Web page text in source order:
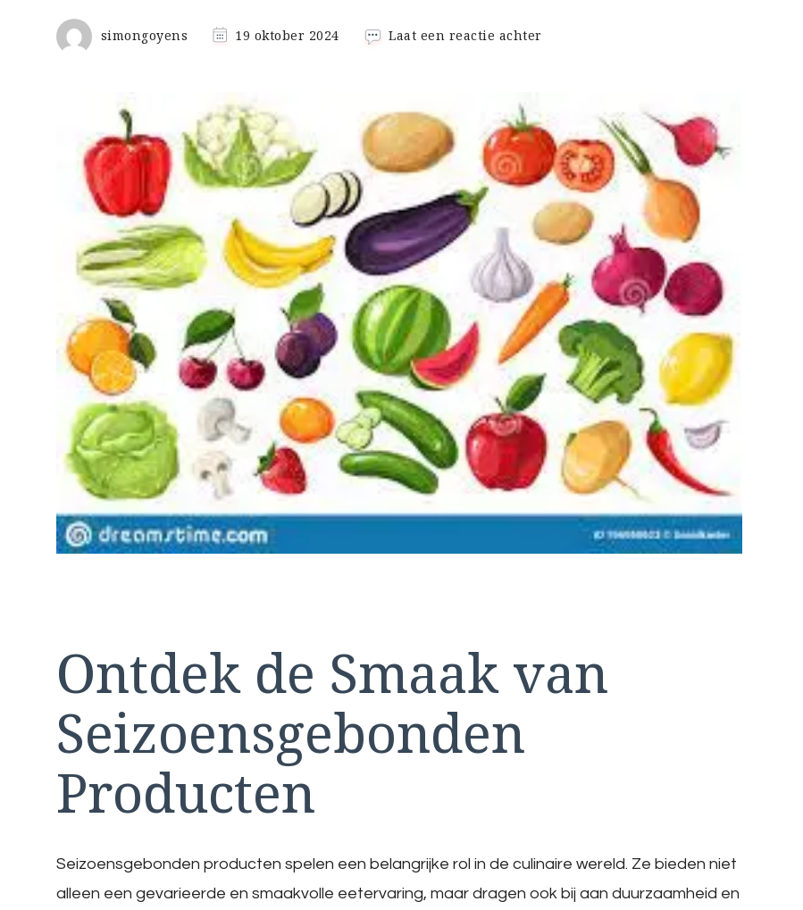
simongoyens 19 oktober 2024 Laat een reactie achter
van
Seizoensgebonden
Culinaire
Creaties
Ontdek de Smaak van
Seizoensgebonden
Producten
Seizoensgebonden producten spelen een belangrijke rol in de culinaire wereld. Ze bieden niet
alleen een gevarieerde en smaakvolle eetervaring, maar dragen ook bij aan duurzaamheid en